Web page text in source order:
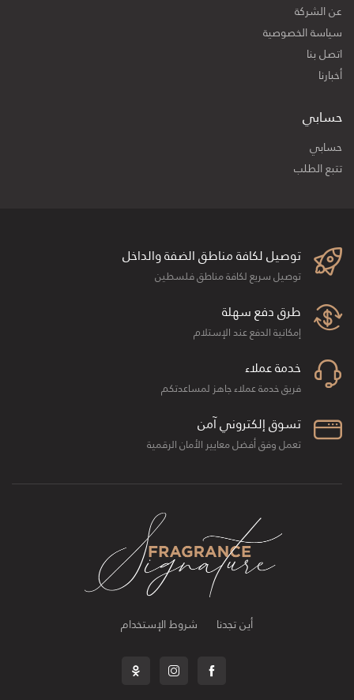
عن الشركة
سياسة الخصوصية
اتصل بنا
أخبارنا
حسابي
حسابي
تتبع الطلب
توصيل لكافة مناطق الضفة والداخل
توصيل سريع لكافة مناطق فلسطين
طرق دفع سهلة
إمكانية الدفع عند الإستلام
خدمة عملاء
فريق خدمة عملاء جاهز لمساعدتكم
تسوق إلكتروني آمن
تعمل وفق أفضل معايير الأمان الرقمية
أين تجدنا شروط الإستخدام